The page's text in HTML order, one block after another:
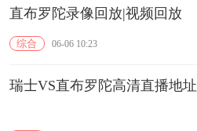
直布罗陀录像回放|视频回放
综合 06-06 10:23
瑞士VS直布罗陀高清直播地址